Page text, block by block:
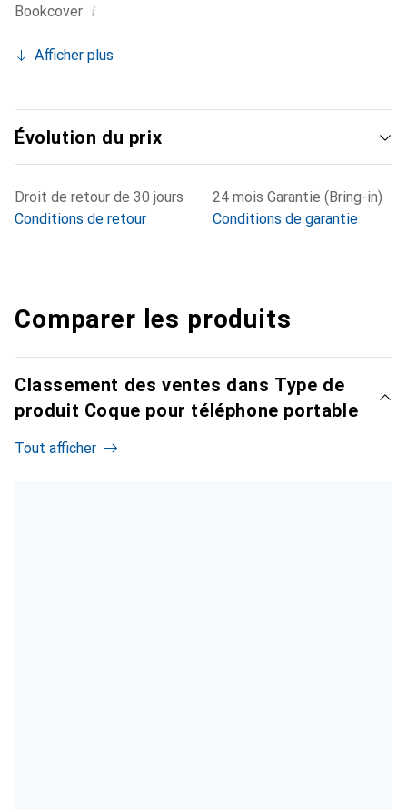
Bookcover i
Afficher plus
Évolution du prix
Droit de retour de 30 jours
Conditions de retour
24 mois Garantie (Bring-in)
Conditions de garantie
Comparer les produits
Classement des ventes dans Type de
produit Coque pour téléphone portable
Tout afficher